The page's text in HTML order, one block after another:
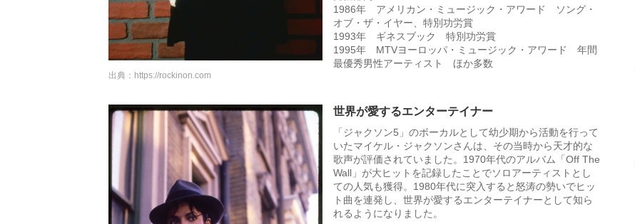
1986年 アメリカン・ミュージック・アワード ソング・
オブ・ザ・イヤー、特別功労賞
1993年 ギネスブック 特別功労賞
1995年 MTVヨーロッパ・ミュージック・アワード 年間
最優秀男性アーティスト ほか多数
出典： https://rockinon.com
世界が愛するエンターテイナー
「ジャクソン5」のボーカルとして幼少期から活動を行って
いたマイケル・ジャクソンさんは、その当時から天才的な
歌声が評価されていました。1970年代のアルバム「Off The
Wall」が大ヒットを記録したことでソロアーティストとし
ての人気も獲得。1980年代に突入すると怒涛の勢いでヒッ
ト曲を連発し、世界が愛するエンターテイナーとして知ら
れるようになりました。